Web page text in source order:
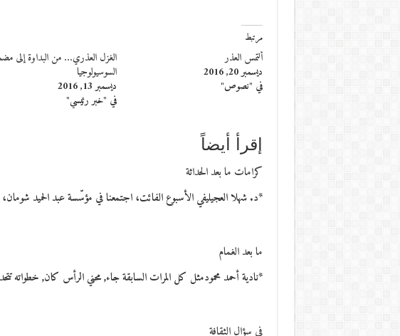
مرتبط
ألتمس العذر
ديسمبر 20, 2016
في "نصوص"
الغزل العذري… من البداوة إلى
السوسيولوجيا
ديسمبر 13, 2016
في "خبر رئيسي"
إقرأ أيضاً
كرامات ما بعد الحداثة
*د. شهلا العجيليفي الأسبوع الفائت، اجتمعنا في مؤسّسة عبد الحميد
ما بعد الغمام
*نادية أحمد محمودمثل كل المرات السابقة جاء, محني الرأس كان, خطواته
في سؤال الثقافة